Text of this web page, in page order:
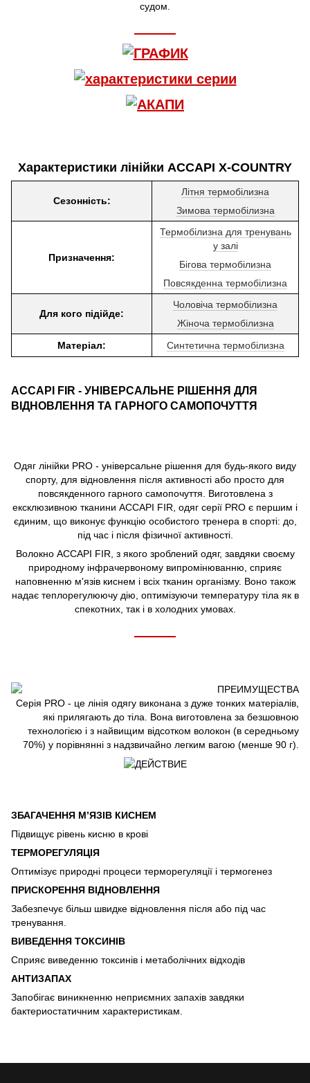
судом.
Характеристики лінійки ACCAPI X-COUNTRY
Сезонність:
Літня термобілизна
Зимова термобілизна
Призначення:
Термобілизна для тренувань
у залі
Бігова термобілизна
Повсякденна термобілизна
Для кого підійде:
Чоловіча термобілизна
Жіноча термобілизна
Матеріал:
Синтетична термобілизна
ACCAPI FIR - УНІВЕРСАЛЬНЕ РІШЕННЯ ДЛЯ
ВІДНОВЛЕННЯ ТА ГАРНОГО САМОПОЧУТТЯ
Одяг лінійки PRO - універсальне рішення для будь-якого виду
спорту, для відновлення після активності або просто для
повсякденного гарного самопочуття. Виготовлена з
ексклюзивною тканини ACCAPI FIR, одяг серії PRO є першим і
єдиним, що виконує функцію особистого тренера в спорті: до,
під час і після фізичної активності.
Волокно ACCAPI FIR, з якого зроблений одяг, завдяки своєму
природному інфрачервоному випромінюванню, сприяє
наповненню м'язів киснем і всіх тканин організму. Воно також
надає теплорегулюючу дію, оптимізуючи температуру тіла як в
спекотних, так і в холодних умовах.
Серія PRO - це лінія одягу виконана з дуже тонких матеріалів,
які прилягають до тіла. Вона виготовлена за безшовною
технологією і з найвищим відсотком волокон (в середньому
70%) у порівнянні з надзвичайно легким вагою (менше 90 г).
ЗБАГАЧЕННЯ М’ЯЗІВ КИСНЕМ
Підвищує рівень кисню в крові
ТЕРМОРЕГУЛЯЦІЯ
Оптимізує природні процеси терморегуляції і термогенез
ПРИСКОРЕННЯ ВІДНОВЛЕННЯ
Забезпечує більш швидке відновлення після або під час
тренування.
ВИВЕДЕННЯ ТОКСИНІВ
Сприяє виведенню токсинів і метаболічних відходів
АНТИЗАПАХ
Запобігає виникненню неприємних запахів завдяки
бактериостатичним характеристикам.